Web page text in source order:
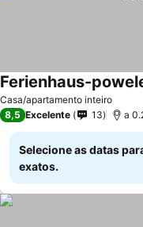
Casa/apartamento inteiro
Ferienhaus-
8,5 Excelente 13 a
Selecione as datas
exatos.